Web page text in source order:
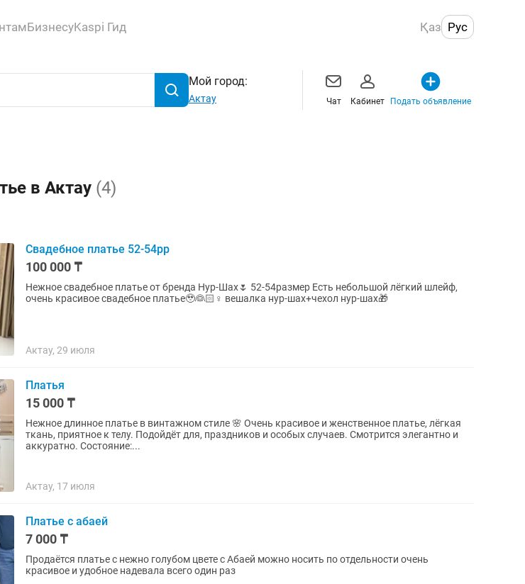
БизнесуKaspi Гид Қаз Рус
Мой город:
Актау Чат Кабинет Подать объявление
в Актау (4)
Свадебное платье 52-54рр
100 000 ₸
Нежное свадебное платье от бренда Нур-Шах🌷 52-54размер Есть небольшой лёгкий шлейф,
очень красивое свадебное платье🥹👰🏻♀️ вешалка нур-шах+чехол нур-шах🎁
Актау, 29 июля
Платья
15 000 ₸
Нежное длинное платье в винтажном стиле 🌸 Очень красивое и женственное платье, лёгкая
ткань, приятное к телу. Подойдёт для, праздников и особых случаев. Смотрится элегантно и
аккуратно. Состояние:...
Актау, 17 июля
Платье с абаей
7 000 ₸
Продаётся платье с нежно голубом цвете с Абаей можно носить по отдельности очень
красивое и удобное надевала всего один раз